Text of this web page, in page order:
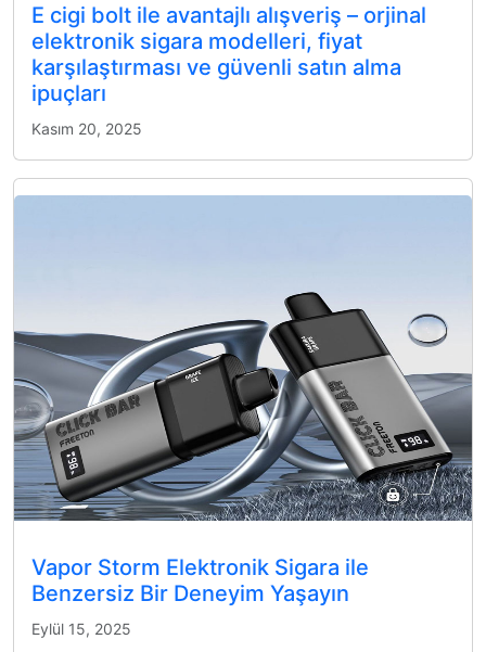
E cigi bolt ile avantajlı alışveriş – orjinal
elektronik sigara modelleri, fiyat
karşılaştırması ve güvenli satın alma
ipuçları
Kasım 20, 2025
Vapor Storm Elektronik Sigara ile
Benzersiz Bir Deneyim Yaşayın
Eylül 15, 2025